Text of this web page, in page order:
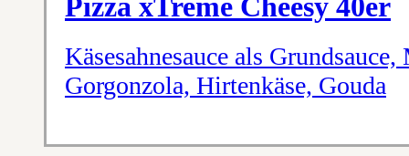
Pizza xTreme Cheesy 40er
Käsesahnesauce als
Gorgonzola, Hirtenkäse, Gouda